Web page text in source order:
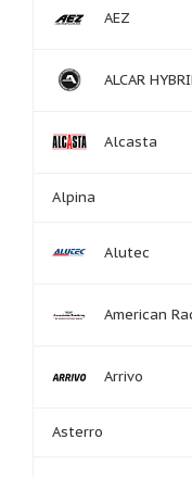
AEZ
ALCAR
Alcasta
Alpina
Alutec
American
Arrivo
Asterro